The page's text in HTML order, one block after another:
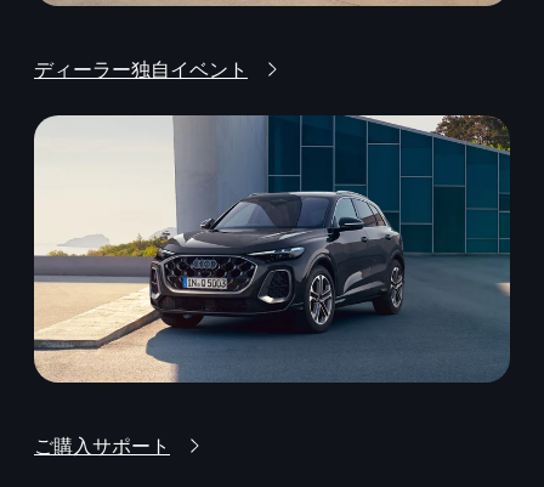
ディーラー独自イベント
ご購入サポート